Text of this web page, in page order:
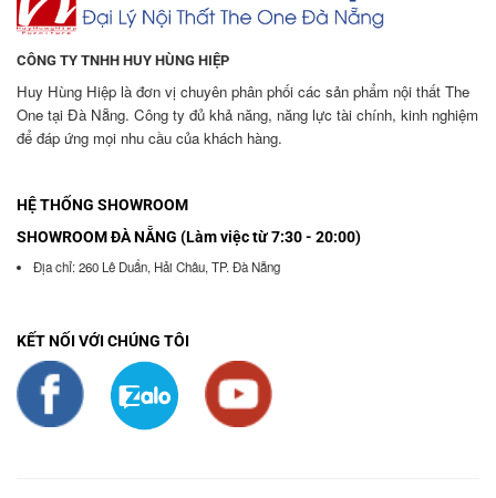
CÔNG TY TNHH HUY HÙNG HIỆP
Huy Hùng Hiệp là đơn vị chuyên phân phối các sản phẩm nội thất The
One tại Đà Nẵng. Công ty đủ khả năng, năng lực tài chính, kinh nghiệm
để đáp ứng mọi nhu cầu của khách hàng.
HỆ THỐNG SHOWROOM
SHOWROOM ĐÀ NẴNG (Làm việc từ 7:30 - 20:00)
Địa chỉ: 260 Lê Duẩn, Hải Châu, TP. Đà Nẵng
KẾT NỐI VỚI CHÚNG TÔI